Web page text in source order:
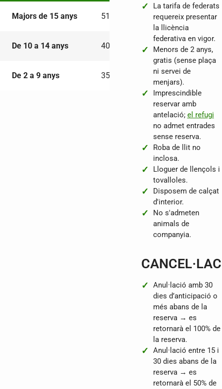
Majors de 15 anys 51,00 € 63,00 €
De 10 a 14 anys 40,00 € 50,00 €
De 2 a 9 anys 35,00 € 45,00 €
La tarifa de federats
requereix presentar
la llicència
federativa en vigor.
Menors de 2 anys,
gratis (sense plaça
ni servei de
menjars).
Imprescindible
reservar amb
antelació; el refugi
no admet entrades
sense reserva.
Roba de llit no
inclosa.
Lloguer de llençols i
tovalloles.
Disposem de calçat
d'interior.
No s'admeten
animals de
companyia.
Anul·lació amb 30
dies d’anticipació o
més abans de la
reserva → es
retornarà el 100% de
la reserva.
Anul·lació entre 15 i
30 dies abans de la
reserva → es
retornarà el 50% de